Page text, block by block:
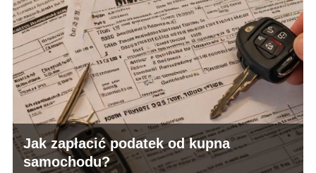
Jak zapłacić podatek od kupna
samochodu?